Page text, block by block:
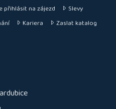
přihlásit na zájezd
Slevy
Kariera
Zaslat katalog